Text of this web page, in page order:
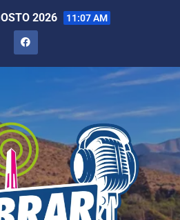
2026 11:07 AM